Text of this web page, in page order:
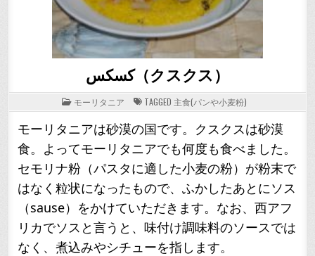
كسكس（クスクス）
POSTED
IN
モーリタニア TAGGED 主食(パンや小麦粉)
モーリタニアは砂漠の国です。クスクスは砂漠
食。よってモーリタニアでも何度も食べました。
セモリナ粉（パスタに適した小麦の粉）が粉末で
はなく粒状になったもので、ふかしたあとにソス
（sause）をかけていただきます。なお、西アフ
リカでソスと言うと、味付け調味料のソースでは
なく、煮込みやシチューを指します。